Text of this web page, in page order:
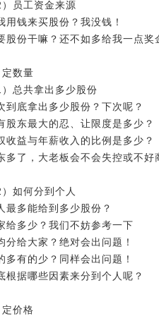
）员工资金来源
用钱来买股份？我没钱！
股份干嘛？还不如多给我一点奖
数量
）总共拿出多少股份
到底拿出多少股份？下次呢？
股东最大的忍、让限度是多少？
收益与年薪收入的比例是多少？
多了，大老板会不会失控或不好
）如何分到个人
最多能给到多少股份？
给多少？我们不妨参考一下
分给大家？绝对会出问题！
多有的少？同样会出问题！
根据哪些因素来分到个人呢？
价格